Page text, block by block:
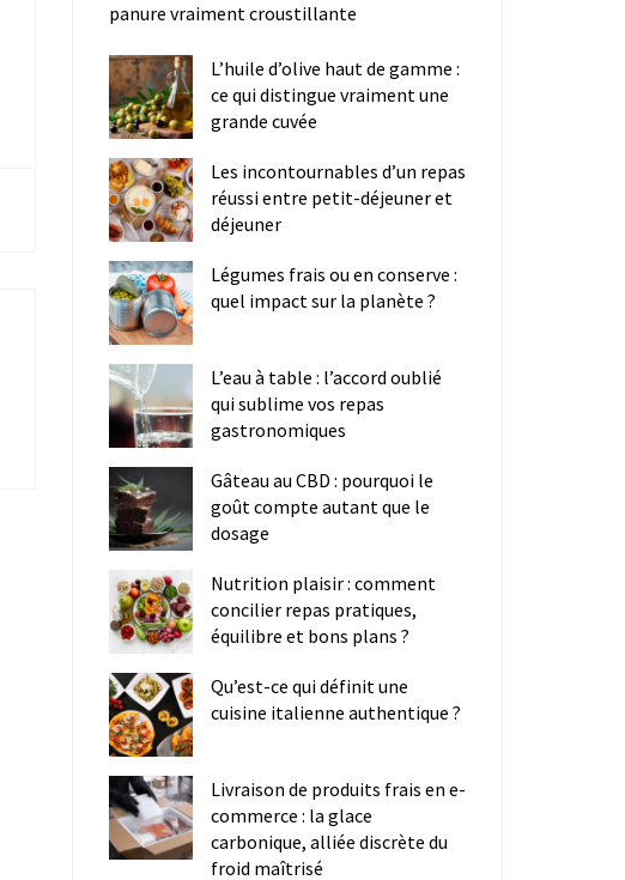
panure vraiment croustillante
L’huile d’olive haut de gamme :
ce qui distingue vraiment une
grande cuvée
Les incontournables d’un repas
réussi entre petit-déjeuner et
déjeuner
Légumes frais ou en conserve :
quel impact sur la planète ?
L’eau à table : l’accord oublié
qui sublime vos repas
gastronomiques
Gâteau au CBD : pourquoi le
goût compte autant que le
dosage
Nutrition plaisir : comment
concilier repas pratiques,
équilibre et bons plans ?
Qu’est-ce qui définit une
cuisine italienne authentique ?
Livraison de produits frais en e-
commerce : la glace
carbonique, alliée discrète du
froid maîtrisé